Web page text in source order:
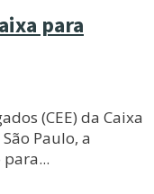
para
(CEE) da Caixa
Paulo, a
para...